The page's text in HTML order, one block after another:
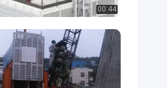
00:44